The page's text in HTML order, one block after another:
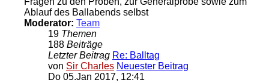
Ablauf des Ballabends selbst
Moderator: Team
19 Themen
188 Beiträge
Letzter Beitrag Re: Balltag
von Sir Charles Neuester Beitrag
Do 05.Jan 2017, 12:41